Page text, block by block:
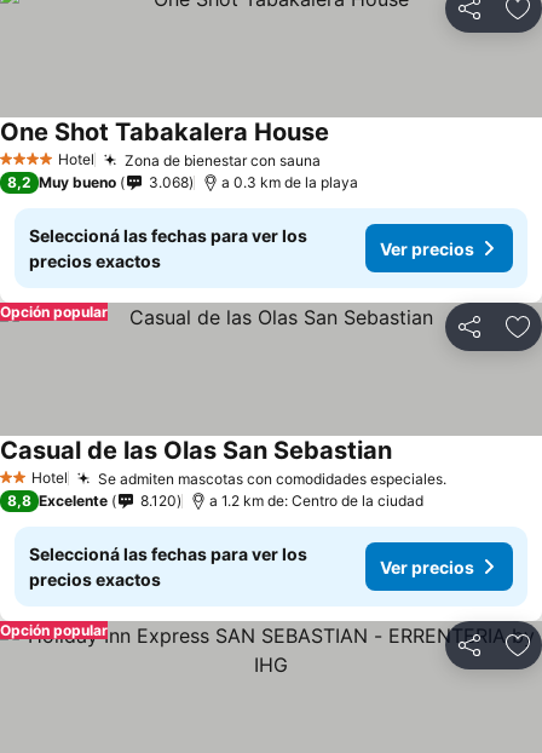
Compartir
4 EstrellasHotel Zona de bienestar con sauna
One Shot Tabakalera House
8,2 Muy bueno 3.068 a 0.3 km de la playa
Seleccioná las fechas para ver los
precios exactos
Ver precios
Compartir
Opción popular
2 Estrellas
Hotel Se admiten mascotas con comodidades especiales.
Casual de las Olas San Sebastian
8,8 Excelente 8.120 a 1.2 km de: Centro de la ciudad
Seleccioná las fechas para ver los
precios exactos
Ver precios
Compartir
Opción popular